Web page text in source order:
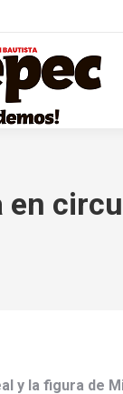
en
y la figura de